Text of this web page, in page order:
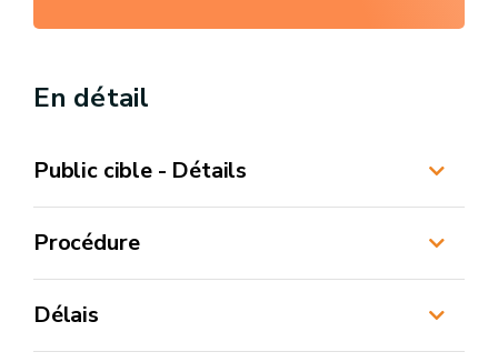
En détail
Public cible - Détails
Procédure
Délais